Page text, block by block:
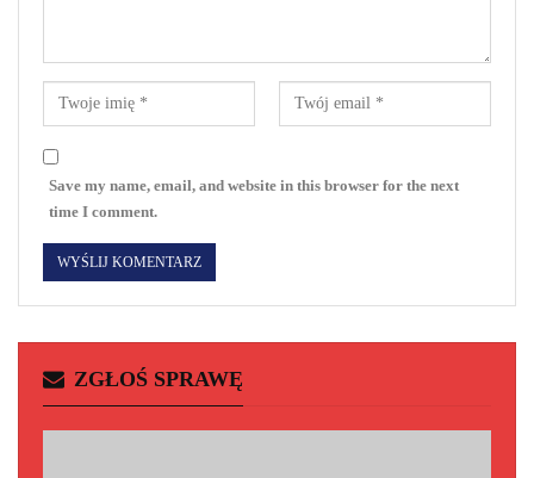
Save my name, email, and website in this browser for the next
time I comment.
ZGŁOŚ SPRAWĘ